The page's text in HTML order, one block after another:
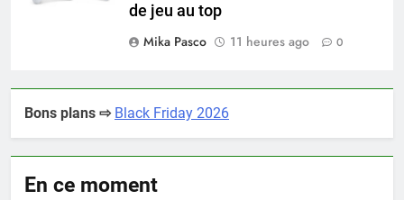
de jeu au top
Mika Pasco
11 heures ago 0
Bons plans ⇨ Black Friday 2026
En ce moment